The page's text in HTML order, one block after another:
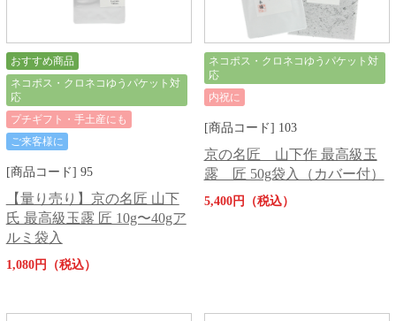
おすすめ商品
ネコポス・クロネコゆうパケット対
応
プチギフト・手土産にも
ご来客様に
[商品コード] 95
【量り売り】京の名匠 山下
氏 最高級玉露 匠 10g〜40gア
ルミ袋入
1,080円（税込）
ネコポス・クロネコゆうパケット対
応
内祝に
[商品コード] 103
京の名匠 山下作 最高級玉
露 匠 50g袋入（カバー付）
5,400円（税込）